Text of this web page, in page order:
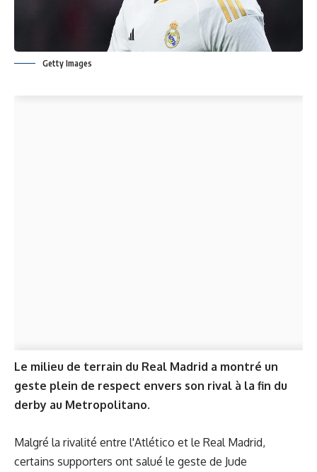
Getty Images
Le milieu de terrain du Real Madrid a montré un
geste plein de respect envers son rival à la fin du
derby au Metropolitano.
Malgré la rivalité entre l'Atlético et le Real Madrid,
certains supporters ont salué le geste de Jude